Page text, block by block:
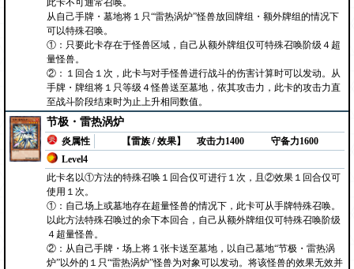
此卡不可通常召唤。
从自己手牌・墓地将１只“雷热涡炉”怪兽放回牌组・额外牌组的情况下
可以特殊召唤。
①：只要此卡存在于怪兽区域，自己从额外牌组仅可特殊召唤阶级４超
量怪兽。
②：１回合１次，此卡与对手怪兽进行战斗的伤害计算时可以发动。从
手牌・牌组将１只等级４怪兽送至墓地，依其攻击力，此卡的攻击力直
至战斗阶段结束时为止上升相同数值。
节极・雷热涡炉
炎属性
【雷族 / 效果】
Level4
攻击力1400 守备力1600
此卡名以①方法的特殊召唤１回合仅可进行１次，且②效果１回合仅可
使用１次。
①：自己场上或墓地存在超量怪兽的情况下，此卡可从手牌特殊召唤。
以此方法特殊召唤过的余下本回合，自己从额外牌组仅可特殊召唤阶级
４超量怪兽。
②：从自己手牌・场上将１张卡送至墓地，以自己墓地“节极・雷热涡
炉”以外的１只“雷热涡炉”怪兽为对象可以发动。将该怪兽的效果无效并